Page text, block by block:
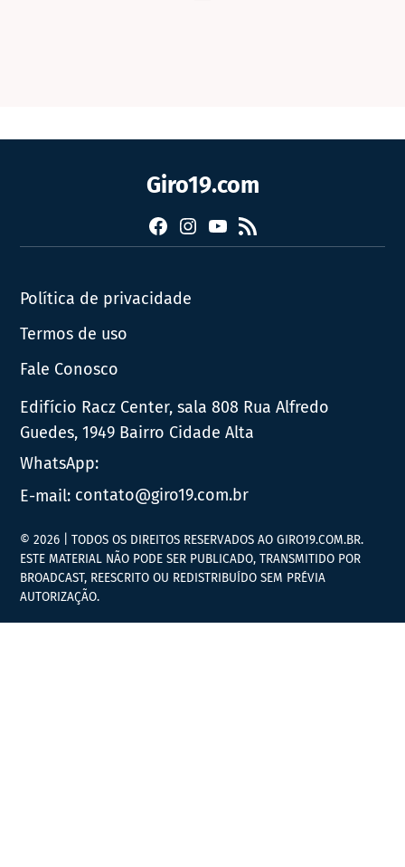
Giro19.com
FacebookInstagram
YouTube
RSS
Política de privacidade
Termos de uso
Fale Conosco
Edifício Racz Center, sala 808 Rua Alfredo
Guedes, 1949 Bairro Cidade Alta
WhatsApp:
E-mail: contato@giro19.com.br
© 2026 | TODOS OS DIREITOS RESERVADOS AO GIRO19.COM.BR.
ESTE MATERIAL NÃO PODE SER PUBLICADO, TRANSMITIDO POR
BROADCAST, REESCRITO OU REDISTRIBUÍDO SEM PRÉVIA
AUTORIZAÇÃO.